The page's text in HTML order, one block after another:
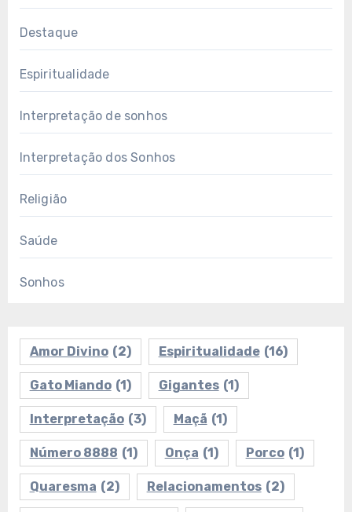
Destaque
Espiritualidade
Interpretação de sonhos
Interpretação dos Sonhos
Religião
Saúde
Sonhos
Amor Divino (2) Espiritualidade (16)
Gato Miando (1) Gigantes (1)
Interpretação (3) Maçã (1)
Número 8888 (1) Onça (1) Porco (1)
Quaresma (2) Relacionamentos (2)